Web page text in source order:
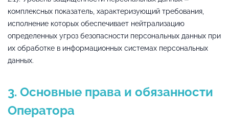
комплексных показатель, характеризующий требования,
исполнение которых обеспечивает нейтрализацию
определенных угроз безопасности персональных данных при
их обработке в информационных системах персональных
данных.
3. Основные права и обязанности
Оператора